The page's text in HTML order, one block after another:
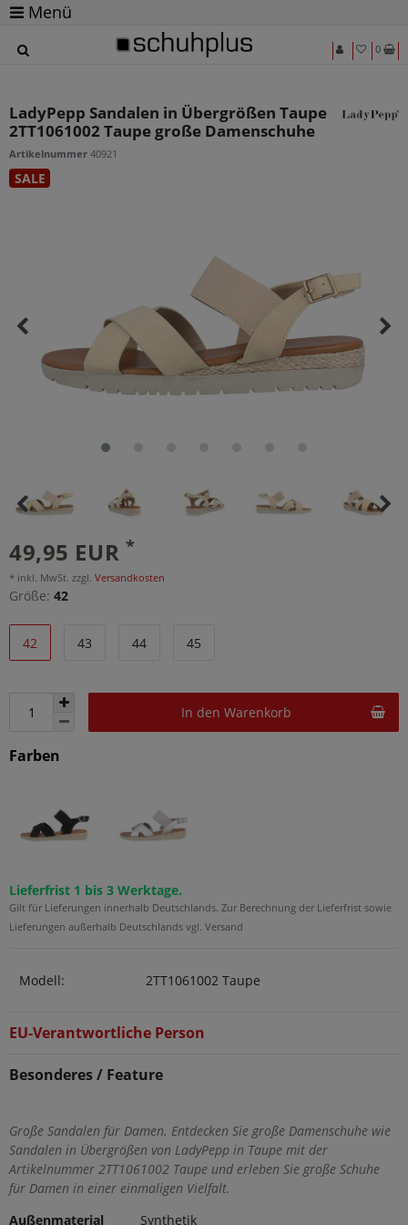
Menü
0
LadyPepp Sandalen in Übergrößen Taupe
2TT1061002 Taupe große Damenschuhe
Artikelnummer 40921
SALE
49,95 EUR *
* inkl. MwSt. zzgl. Versandkosten
Größe: 42
42 43 44 45
In den Warenkorb
Farben
Lieferfrist 1 bis 3 Werktage.
Gilt für Lieferungen innerhalb Deutschlands. Zur Berechnung der Lieferfrist sowie
Lieferungen außerhalb Deutschlands vgl. Versand
Modell: 2TT1061002 Taupe
EU-Verantwortliche Person
Besonderes / Feature
Große Sandalen für Damen. Entdecken Sie große Damenschuhe wie
Sandalen in Übergrößen von LadyPepp in Taupe mit der
Artikelnummer 2TT1061002 Taupe und erleben Sie große Schuhe
für Damen in einer einmaligen Vielfalt.
Außenmaterial
Synthetik